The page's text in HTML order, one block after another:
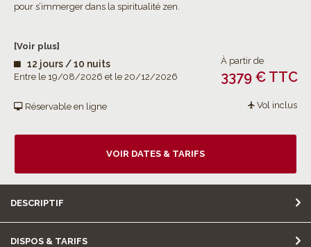
pour s’immerger dans la spiritualité zen.
[Voir plus]
12 jours / 10 nuits
Entre le 19/08/2026 et le 20/12/2026
À partir de
3379 € TTC
Réservable en ligne Vol inclus
VOIR DATES & TARIFS
DESCRIPTIF
DISPOS & TARIFS